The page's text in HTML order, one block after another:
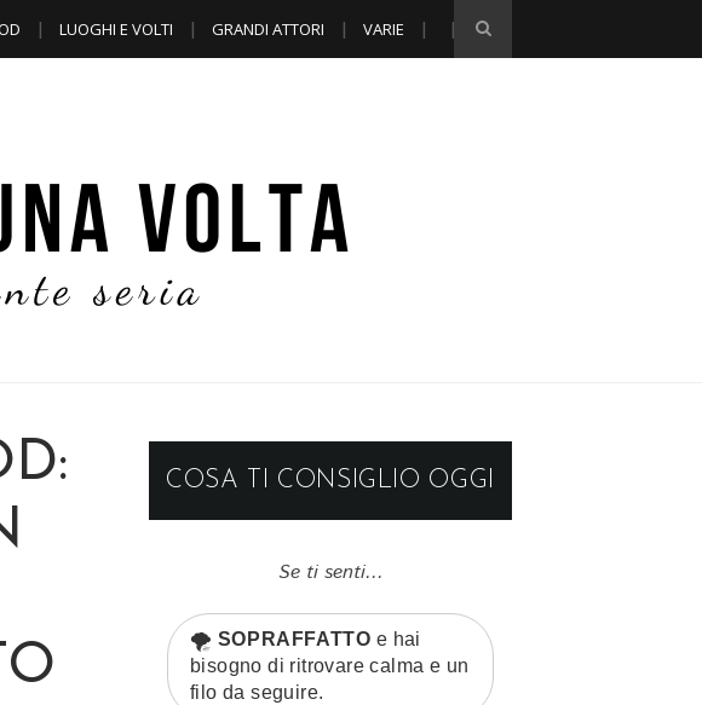
LUOGHI E VOLTI GRANDI ATTORI VARIE
COSA TI CONSIGLIO OGGI
Se ti senti...
🌪️ SOPRAFFATTO e hai
bisogno di ritrovare calma e un
filo da seguire.